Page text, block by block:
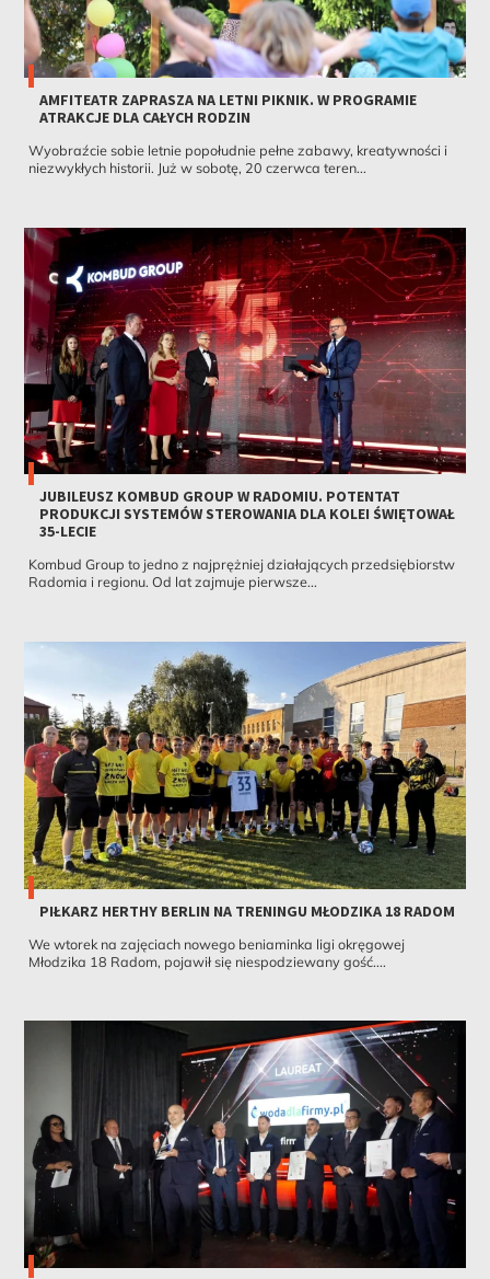
AMFITEATR ZAPRASZA NA LETNI PIKNIK. W PROGRAMIE
ATRAKCJE DLA CAŁYCH RODZIN
Wyobraźcie sobie letnie popołudnie pełne zabawy, kreatywności i
niezwykłych historii. Już w sobotę, 20 czerwca teren...
JUBILEUSZ KOMBUD GROUP W RADOMIU. POTENTAT
PRODUKCJI SYSTEMÓW STEROWANIA DLA KOLEI ŚWIĘTOWAŁ
35-LECIE
Kombud Group to jedno z najprężniej działających przedsiębiorstw
Radomia i regionu. Od lat zajmuje pierwsze...
PIŁKARZ HERTHY BERLIN NA TRENINGU MŁODZIKA 18 RADOM
We wtorek na zajęciach nowego beniaminka ligi okręgowej
Młodzika 18 Radom, pojawił się niespodziewany gość....